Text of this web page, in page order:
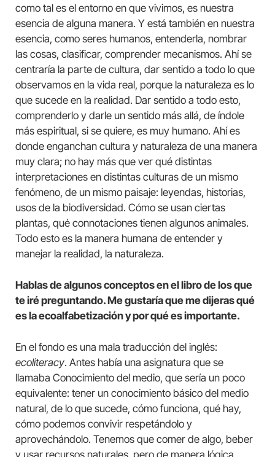
como tal es el entorno en que vivimos, es nuestra
esencia de alguna manera. Y está también en nuestra
esencia, como seres humanos, entenderla, nombrar
las cosas, clasificar, comprender mecanismos. Ahí se
centraría la parte de cultura, dar sentido a todo lo que
observamos en la vida real, porque la naturaleza es lo
que sucede en la realidad. Dar sentido a todo esto,
comprenderlo y darle un sentido más allá, de índole
más espiritual, si se quiere, es muy humano. Ahí es
donde enganchan cultura y naturaleza de una manera
muy clara; no hay más que ver qué distintas
interpretaciones en distintas culturas de un mismo
fenómeno, de un mismo paisaje: leyendas, historias,
usos de la biodiversidad. Cómo se usan ciertas
plantas, qué connotaciones tienen algunos animales.
Todo esto es la manera humana de entender y
manejar la realidad, la naturaleza.
Hablas de algunos conceptos en el libro de los que
te iré preguntando. Me gustaría que me dijeras qué
es la ecoalfabetización y por qué es importante.
En el fondo es una mala traducción del inglés:
ecoliteracy. Antes había una asignatura que se
llamaba Conocimiento del medio, que sería un poco
equivalente: tener un conocimiento básico del medio
natural, de lo que sucede, cómo funciona, qué hay,
cómo podemos convivir respetándolo y
aprovechándolo. Tenemos que comer de algo, beber